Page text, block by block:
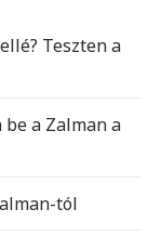
Teszten a
a Zalman a
tól